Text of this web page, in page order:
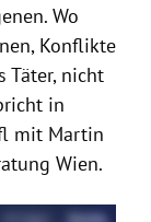
Wo
Konflikte
Täter, nicht
in
mit Martin
Wien.